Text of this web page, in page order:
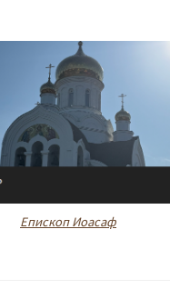
Епископ Иоасаф